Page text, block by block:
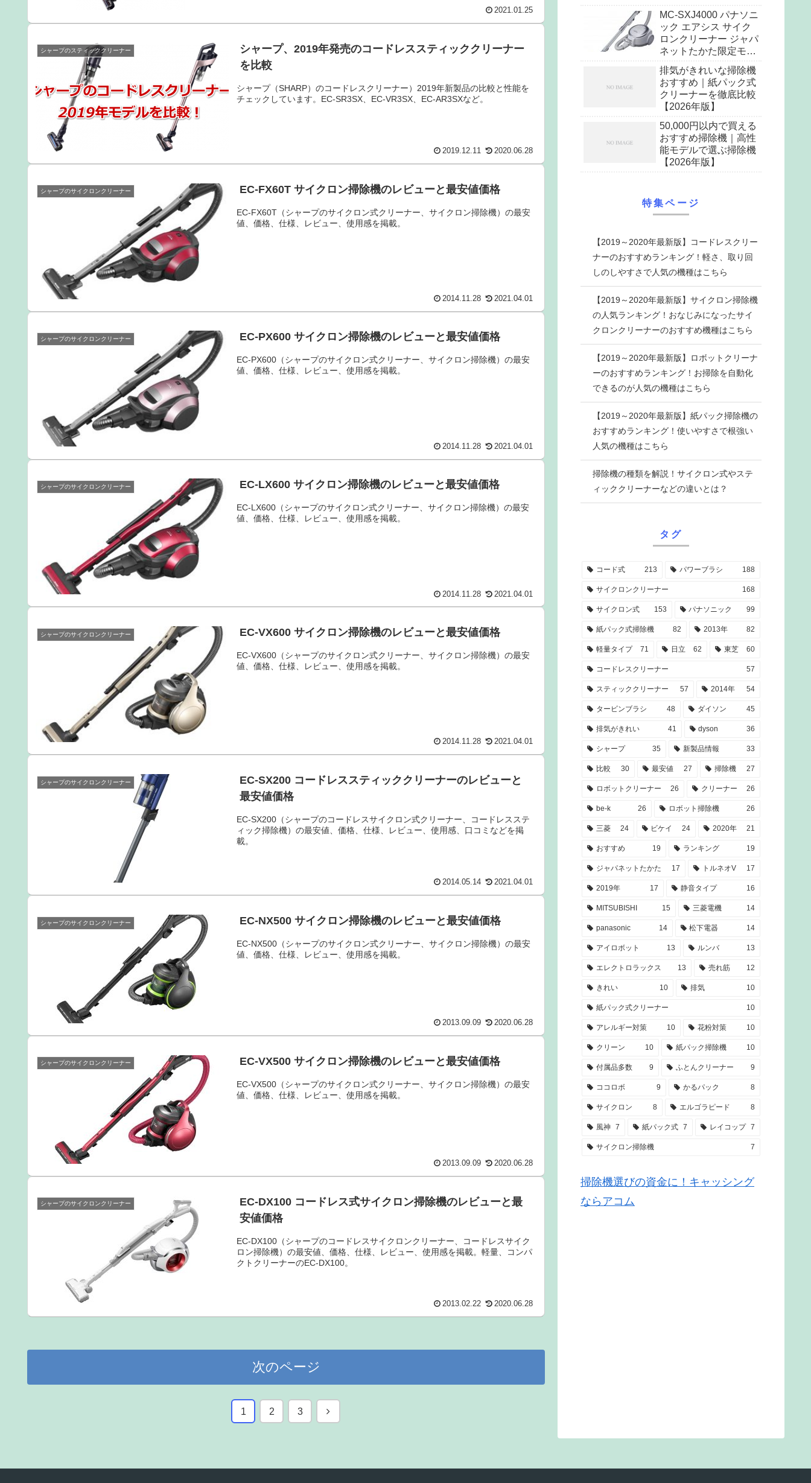
2021.01.25
シャープのスティッククリーナー
シャープ、2019年発売のコードレススティッククリーナー
を比較
シャープ（SHARP）のコードレスクリーナー）2019年新製品の比較と性能を
チェックしています。EC-SR3SX、EC-VR3SX、EC-AR3SXなど。
2019.12.11 2020.06.28
シャープのサイクロンクリーナー EC-FX60T サイクロン掃除機のレビューと最安値価格
EC-FX60T（シャープのサイクロン式クリーナー、サイクロン掃除機）の最安
値、価格、仕様、レビュー、使用感を掲載。
2014.11.28 2021.04.01
シャープのサイクロンクリーナー EC-PX600 サイクロン掃除機のレビューと最安値価格
EC-PX600（シャープのサイクロン式クリーナー、サイクロン掃除機）の最安
値、価格、仕様、レビュー、使用感を掲載。
2014.11.28 2021.04.01
シャープのサイクロンクリーナー EC-LX600 サイクロン掃除機のレビューと最安値価格
EC-LX600（シャープのサイクロン式クリーナー、サイクロン掃除機）の最安
値、価格、仕様、レビュー、使用感を掲載。
2014.11.28 2021.04.01
シャープのサイクロンクリーナー EC-VX600 サイクロン掃除機のレビューと最安値価格
EC-VX600（シャープのサイクロン式クリーナー、サイクロン掃除機）の最安
値、価格、仕様、レビュー、使用感を掲載。
2014.11.28 2021.04.01
シャープのサイクロンクリーナー
EC-SX200 コードレススティッククリーナーのレビューと
最安値価格
EC-SX200（シャープのコードレスサイクロン式クリーナー、コードレスステ
ィック掃除機）の最安値、価格、仕様、レビュー、使用感、口コミなどを掲
載。
2014.05.14 2021.04.01
シャープのサイクロンクリーナー EC-NX500 サイクロン掃除機のレビューと最安値価格
EC-NX500（シャープのサイクロン式クリーナー、サイクロン掃除機）の最安
値、価格、仕様、レビュー、使用感を掲載。
2013.09.09 2020.06.28
シャープのサイクロンクリーナー EC-VX500 サイクロン掃除機のレビューと最安値価格
EC-VX500（シャープのサイクロン式クリーナー、サイクロン掃除機）の最安
値、価格、仕様、レビュー、使用感を掲載。
2013.09.09 2020.06.28
シャープのサイクロンクリーナー
EC-DX100 コードレス式サイクロン掃除機のレビューと最
安値価格
EC-DX100（シャープのコードレスサイクロンクリーナー、コードレスサイク
ロン掃除機）の最安値、価格、仕様、レビュー、使用感を掲載。軽量、コンパ
クトクリーナーのEC-DX100。
2013.02.22 2020.06.28
次のページ
1 2 3 次
MC-SXJ4000 パナソニ
ック エアシス サイク
ロンクリーナー ジャパ
ネットたかた限定モデ
排気がきれいな掃除機
おすすめ｜紙パック式
クリーナーを徹底比較
【2026年版】
50,000円以内で買える
おすすめ掃除機｜高性
能モデルで選ぶ掃除機
【2026年版】
特集ページ
【2019～2020年最新版】コードレスクリー
ナーのおすすめランキング！軽さ、取り回
しのしやすさで人気の機種はこちら
【2019～2020年最新版】サイクロン掃除機
の人気ランキング！おなじみになったサイ
クロンクリーナーのおすすめ機種はこちら
【2019～2020年最新版】ロボットクリーナ
ーのおすすめランキング！お掃除を自動化
できるのが人気の機種はこちら
【2019～2020年最新版】紙パック掃除機の
おすすめランキング！使いやすさで根強い
人気の機種はこちら
掃除機の種類を解説！サイクロン式やステ
ィッククリーナーなどの違いとは？
タグ
コード式 213 パワーブラシ 188
サイクロンクリーナー 168
サイクロン式 153 パナソニック 99
紙パック式掃除機 82 2013年 82
軽量タイプ 71 日立 62 東芝 60
コードレスクリーナー 57
スティッククリーナー 57 2014年 54
タービンブラシ 48 ダイソン 45
排気がきれい 41 dyson 36
シャープ 35 新製品情報 33
比較 30 最安値 27 掃除機 27
ロボットクリーナー 26 クリーナー 26
be-k 26 ロボット掃除機 26
三菱 24 ビケイ 24 2020年 21
おすすめ 19 ランキング 19
ジャパネットたかた 17 トルネオV 17
2019年 17 静音タイプ 16
MITSUBISHI 15 三菱電機 14
panasonic 14 松下電器 14
アイロボット 13 ルンバ 13
エレクトロラックス 13 売れ筋 12
きれい 10 排気 10
紙パック式クリーナー 10
アレルギー対策 10 花粉対策 10
クリーン 10 紙パック掃除機 10
付属品多数 9 ふとんクリーナー 9
ココロボ 9 かるパック 8
サイクロン 8 エルゴラピード 8
風神 7 紙パック式 7 レイコップ 7
サイクロン掃除機 7
掃除機選びの資金に！キャッシング
ならアコム